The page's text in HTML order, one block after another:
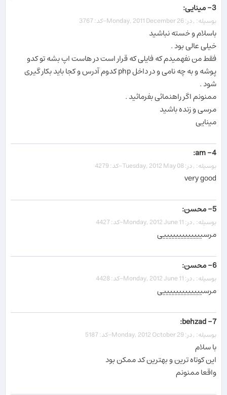
3- مینایی:
بوسیله: , در: Monday, 2011 December 26-کد: 3767
باسلام و خسته نباشید
خیلی عالی بود .
فقط من نفهمیدم که فایلی که قرار است در هاست اپ بشه تو کدو
پوشه و به چه نامی و در داخل php کدوم آدرس و کجا باید بکار گیری
شود .
ممنونم اگر راهنمائی بفرمائید .
مرسی و زنده باشید
مینایی
4- am:
بوسیله: , در: Tuesday, 2012 May 08-کد: 4279
very good
5- محسن:
بوسیله: , در: Monday, 2012 June 11-کد: 4427
مرسیییییییییییییی
6- محسن:
بوسیله: , در: Monday, 2012 June 11-کد: 4428
مرسیییییییییییییی
7- behzad:
بوسیله: , در: Monday, 2012 October 29-کد: 5187
با سلام
این کوتاه ترین و بهترین کد ممکن بود
واقعا ممنونم